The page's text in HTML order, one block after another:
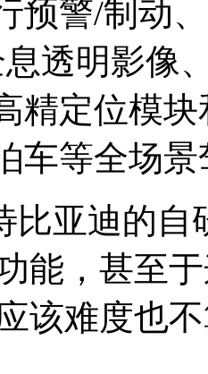
预警/制动
透明影像
精定位模
车等全场
比亚迪的自
能，甚至
该难度也